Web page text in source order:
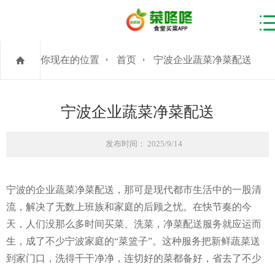
你现在的位置 首页 宁波企业蔬菜净菜配送
宁波企业蔬菜净菜配送
发布时间： 2025/9/14
宁波的企业蔬菜净菜配送，那可是现代都市生活中的一股清
流，解决了无数上班族和家庭的后顾之忧。在快节奏的今
天，人们没那么多时间买菜、洗菜，净菜配送服务就应运而
生，成了不少宁波家庭的“菜篮子”。这种服务把新鲜蔬菜送
到家门口，洗得干干净净，连切好的菜都备好，省去了不少